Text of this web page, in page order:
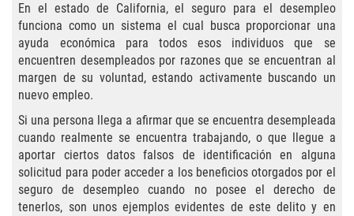
Areas de Practica
Asalto y Agresión
Agresión Contra un Agente del Orden
Público
Asalto Contra Un Funcionario Público
En el estado de California, el seguro para el desempleo
funciona como un sistema el cual busca proporcionar una
ayuda económica para todos esos individuos que se
encuentren desempleados por razones que se encuentran al
margen de su voluntad, estando activamente buscando un
nuevo empleo.
Si una persona llega a afirmar que se encuentra desempleada
cuando realmente se encuentra trabajando, o que llegue a
aportar ciertos datos falsos de identificación en alguna
solicitud para poder acceder a los beneficios otorgados por el
seguro de desempleo cuando no posee el derecho de
tenerlos, son unos ejemplos evidentes de este delito y en